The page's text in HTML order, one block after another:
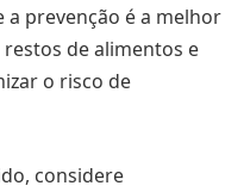
a prevenção é a melhor
de alimentos e
o risco de
considere